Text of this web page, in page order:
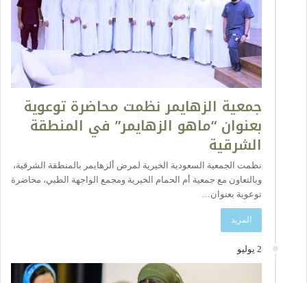
جمعية الزهايمر نظمت محاضرة توعوية
بعنوان “ماهو الزهايمر” في المنطقة
الشرقية
نظمت الجمعية السعودية الخيرية لمرض ألزهايمر بالمنطقة الشرقية،
وبالتعاون مع جمعية أم الحمام الخيرية ومجمع الواجهة الطبي، محاضرة
توعوية بعنوان…
المزيد
2 يوليو